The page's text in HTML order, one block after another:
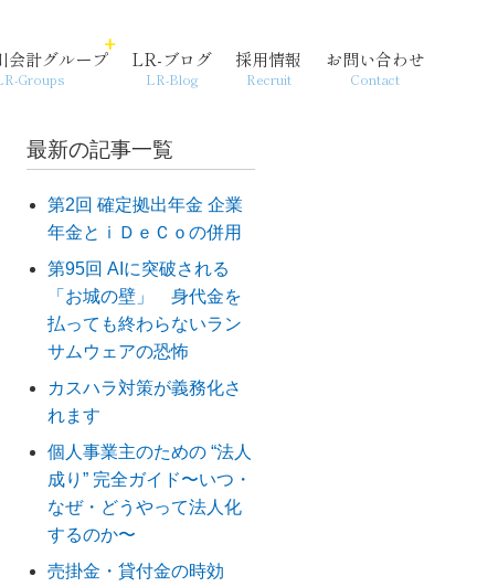
経営支援・コンサル
会計グループ
Groups
個人情報保護方針
LR-ブログ
LR-Blog
採用情報
Recruit
お問い合わせ
Contact
最新の記事一覧
第2回 確定拠出年金 企業
年金とｉＤｅＣｏの併用
第95回 AIに突破される
「お城の壁」 身代金を
払っても終わらないラン
サムウェアの恐怖
カスハラ対策が義務化さ
れます
個人事業主のための “法人
成り” 完全ガイド〜いつ・
なぜ・どうやって法人化
するのか〜
売掛金・貸付金の時効